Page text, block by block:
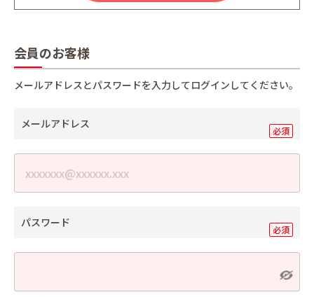
会員のお客様
メールアドレスとパスワードを入力してログインしてください。
メールアドレス
パスワード